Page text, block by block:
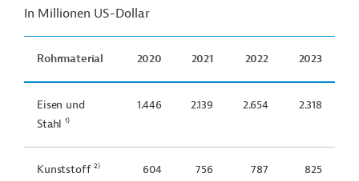
In Millionen US-Dollar
Rohrmaterial 2020 2021 2022 2023
Eisen und
Stahl1)
1.446 2.139 2.654 2.318
Kunststoff2) 604 756 787 825